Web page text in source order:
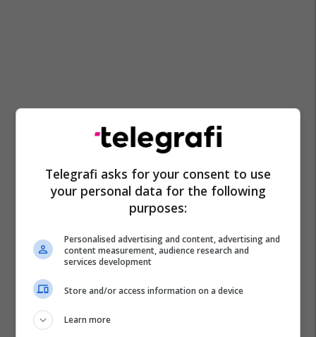
Telegrafi asks for your consent to use
your personal data for the following
purposes:
Personalised advertising and content, advertising and
content measurement, audience research and
services development
Store and/or access information on a device
Learn more